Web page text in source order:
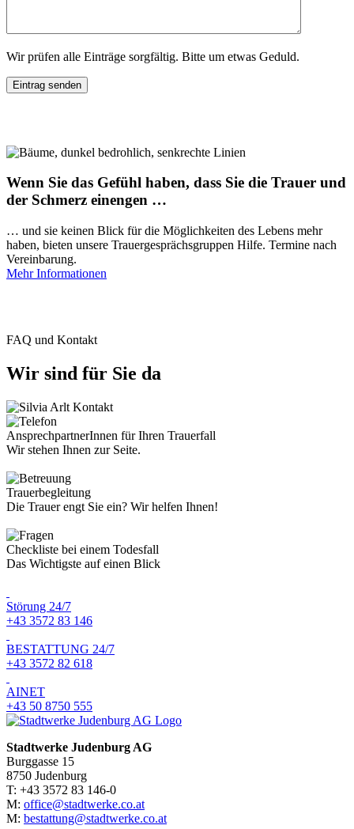
Wir prüfen alle Einträge sorgfältig. Bitte um etwas Geduld.
Wenn Sie das Gefühl haben, dass Sie die Trauer und
der Schmerz einengen …
… und sie keinen Blick für die Möglichkeiten des Lebens mehr
haben, bieten unsere Trauergesprächsgruppen Hilfe. Termine nach
Vereinbarung.
Mehr Informationen
FAQ und Kontakt
Wir sind für Sie da
AnsprechpartnerInnen für Ihren Trauerfall
Wir stehen Ihnen zur Seite.
Trauerbegleitung
Die Trauer engt Sie ein? Wir helfen Ihnen!
Checkliste bei einem Todesfall
Das Wichtigste auf einen Blick
Störung 24/7
+43 3572 83 146
BESTATTUNG 24/7
+43 3572 82 618
AINET
+43 50 8750 555
Stadtwerke Judenburg AG
Burggasse 15
8750 Judenburg
T: +43 3572 83 146-0
M: office@stadtwerke.co.at
M: bestattung@stadtwerke.co.at